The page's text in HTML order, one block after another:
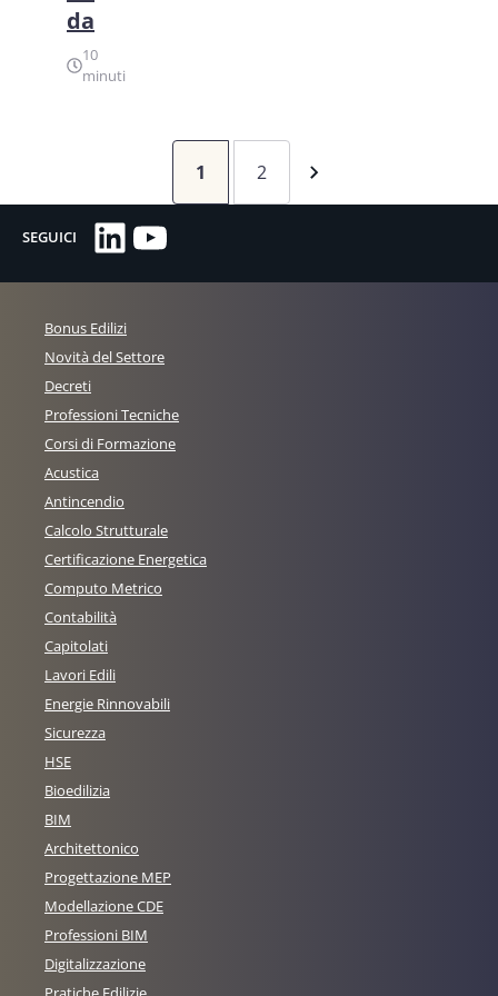
da
10
minuti
1 2
SEGUICI LinkedIn
YouTube
Bonus Edilizi
Novità del Settore
Decreti
Professioni Tecniche
Corsi di Formazione
Acustica
Antincendio
Calcolo Strutturale
Certificazione Energetica
Computo Metrico
Contabilità
Capitolati
Lavori Edili
Energie Rinnovabili
Sicurezza
HSE
Bioedilizia
BIM
Architettonico
Progettazione MEP
Modellazione CDE
Professioni BIM
Digitalizzazione